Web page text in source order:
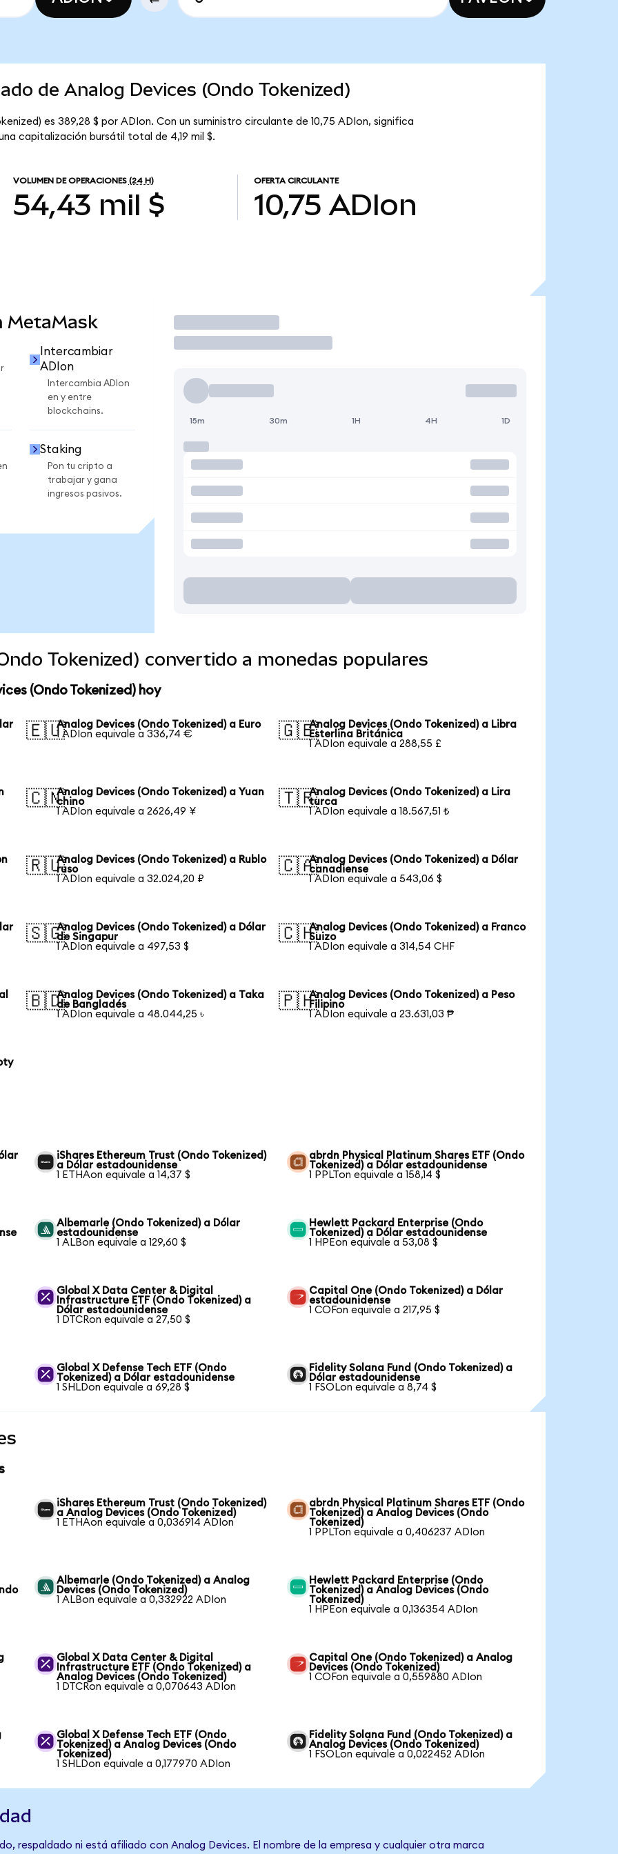
de Analog Devices (Ondo Tokenized)
es 389,28 $ por ADIon. Con un suministro circulante de 10,75 ADIon, significa
capitalización bursátil total de 4,19 mil $.
VOLUMEN DE OPERACIONES (24 H)
54,43 mil $
OFERTA CIRCULANTE
10,75 ADIon
MetaMask
Intercambiar
ADIon
Intercambia ADIon
en y entre
blockchains.
Staking
Pon tu cripto a
trabajar y gana
ingresos pasivos.
Operar
15m 30m 1H 4H 1D
Tokenized) convertido a monedas populares
(Ondo Tokenized) hoy
🇪🇺Analog Devices (Ondo Tokenized) a Euro
1 ADIon equivale a 336,74 €
🇬🇧Analog Devices (Ondo Tokenized) a Libra
Esterlina Británica
1 ADIon equivale a 288,55 £
🇨🇳Analog Devices (Ondo Tokenized) a Yuan
chino
1 ADIon equivale a 2626,49 ¥
🇹🇷Analog Devices (Ondo Tokenized) a Lira
turca
1 ADIon equivale a 18.567,51 ₺
🇷🇺Analog Devices (Ondo Tokenized) a Rublo
ruso
1 ADIon equivale a 32.024,20 ₽
🇨🇦Analog Devices (Ondo Tokenized) a Dólar
canadiense
1 ADIon equivale a 543,06 $
🇸🇬Analog Devices (Ondo Tokenized) a Dólar
de Singapur
1 ADIon equivale a 497,53 $
🇨🇭Analog Devices (Ondo Tokenized) a Franco
Suizo
1 ADIon equivale a 314,54 CHF
🇧🇩Analog Devices (Ondo Tokenized) a Taka
de Bangladés
1 ADIon equivale a 48.044,25 ৳
🇵🇭Analog Devices (Ondo Tokenized) a Peso
Filipino
1 ADIon equivale a 23.631,03 ₱
iShares Ethereum Trust (Ondo Tokenized)
a Dólar estadounidense
1 ETHAon equivale a 14,37 $
abrdn Physical Platinum Shares ETF (Ondo
Tokenized) a Dólar estadounidense
1 PPLTon equivale a 158,14 $
Albemarle (Ondo Tokenized) a Dólar
estadounidense
1 ALBon equivale a 129,60 $
Hewlett Packard Enterprise (Ondo
Tokenized) a Dólar estadounidense
1 HPEon equivale a 53,08 $
Global X Data Center & Digital
Infrastructure ETF (Ondo Tokenized) a
Dólar estadounidense
1 DTCRon equivale a 27,50 $
Capital One (Ondo Tokenized) a Dólar
estadounidense
1 COFon equivale a 217,95 $
Global X Defense Tech ETF (Ondo
Tokenized) a Dólar estadounidense
1 SHLDon equivale a 69,28 $
Fidelity Solana Fund (Ondo Tokenized) a
Dólar estadounidense
1 FSOLon equivale a 8,74 $
iShares Ethereum Trust (Ondo Tokenized)
a Analog Devices (Ondo Tokenized)
1 ETHAon equivale a 0,036914 ADIon
abrdn Physical Platinum Shares ETF (Ondo
Tokenized) a Analog Devices (Ondo
Tokenized)
1 PPLTon equivale a 0,406237 ADIon
Albemarle (Ondo Tokenized) a Analog
Devices (Ondo Tokenized)
1 ALBon equivale a 0,332922 ADIon
Hewlett Packard Enterprise (Ondo
Tokenized) a Analog Devices (Ondo
Tokenized)
1 HPEon equivale a 0,136354 ADIon
Global X Data Center & Digital
Infrastructure ETF (Ondo Tokenized) a
Analog Devices (Ondo Tokenized)
1 DTCRon equivale a 0,070643 ADIon
Capital One (Ondo Tokenized) a Analog
Devices (Ondo Tokenized)
1 COFon equivale a 0,559880 ADIon
Global X Defense Tech ETF (Ondo
Tokenized) a Analog Devices (Ondo
Tokenized)
1 SHLDon equivale a 0,177970 ADIon
Fidelity Solana Fund (Ondo Tokenized) a
Analog Devices (Ondo Tokenized)
1 FSOLon equivale a 0,022452 ADIon
respaldado ni está afiliado con Analog Devices. El nombre de la empresa y cualquier otra marca